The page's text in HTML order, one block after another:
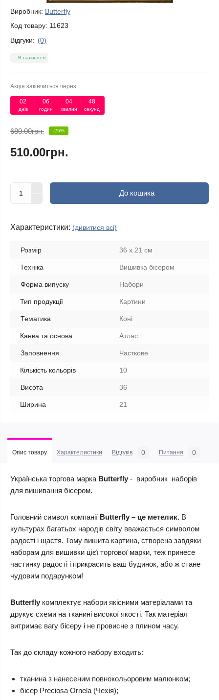
Виробник: Butterfly
Код товару: 11623
Відгуки: (0)
В наявності
Акція закінчиться через:
02
днів
06
годин
04
хвилин
48
секунд
680.00грн. -25%
510.00грн.
До кошика
Характеристики: (дивитися всі)
Розмір 36 х 21 см
Техніка Вишивка бісером
Форма випуску Набори
Тип продукції Картини
Тематика Коні
Канва та основа Атлас
Заповнення Часткове
Кількість кольорів 10
Висота 36
Ширина 21
Опис товару Характеристики Відгуків 0 Питання 0
Українська торгова марка Butterfly - виробник наборів
для вишивання бісером.
Головний символ компанії Butterfly – це метелик. В
культурах багатьох народів світу вважається символом
радості і щастя. Тому вишита картина, створена завдяки
наборам для вишивки цієї торгової марки, теж принесе
частинку радості і прикрасить ваш будинок, або ж стане
чудовим подарунком!
Butterfly комплектує набори якісними матеріалами та
друкує схеми на тканині високої якості. Так матеріал
витримає вагу бісеру і не провисне з плином часу.
Так до складу кожного набору входить:
тканина з нанесеним повнокольоровим малюнком;
бісер Preciosa Ornela (Чехія);